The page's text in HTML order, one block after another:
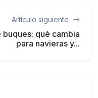
Artículo siguiente
qué cambia
para navieras y...